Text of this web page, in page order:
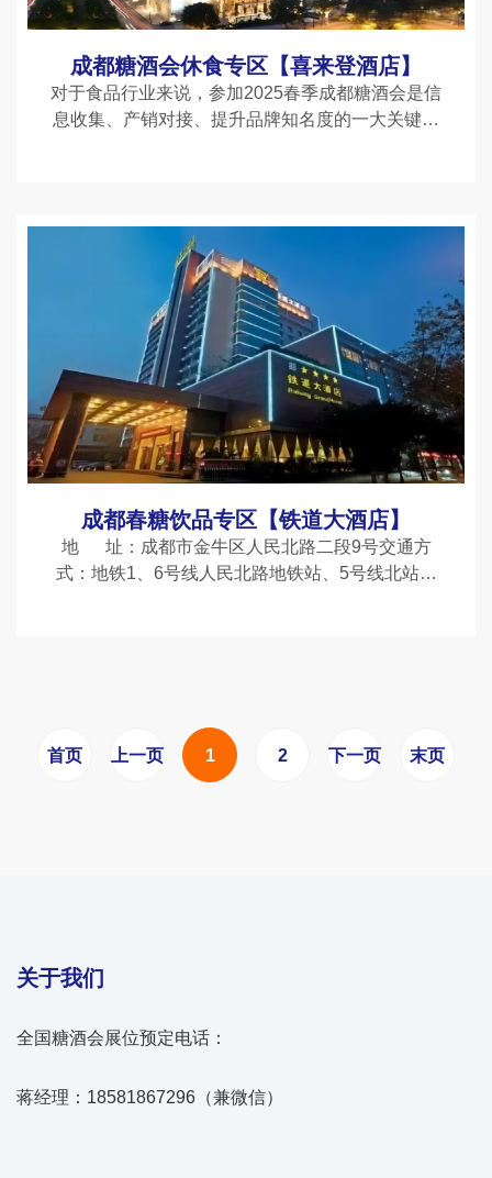
成都糖酒会休食专区【喜来登酒店】
对于食品行业来说，参加2025春季成都糖酒会是信
息收集、产销对接、提升品牌知名度的一大关键策
成都春糖饮品专区【铁道大酒店】
地 址：成都市金牛区人民北路二段9号交通方
式：地铁1、6号线人民北路地铁站、5号线北站西
首页 上一页 1 2 下一页 末页
关于我们
全国糖酒会展位预定电话：
蒋经理：18581867296（兼微信）